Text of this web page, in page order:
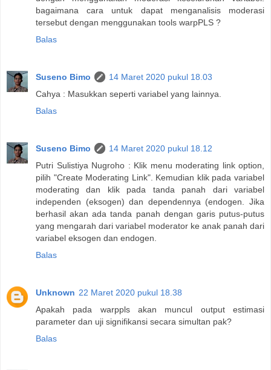
bagaimana cara untuk dapat menganalisis moderasi
tersebut dengan menggunakan tools warpPLS ?
Balas
Suseno Bimo
14 Maret 2020 pukul 18.03
Cahya : Masukkan seperti variabel yang lainnya.
Balas
Suseno Bimo
14 Maret 2020 pukul 18.12
Putri Sulistiya Nugroho : Klik menu moderating link option,
pilih "Create Moderating Link". Kemudian klik pada variabel
moderating dan klik pada tanda panah dari variabel
independen (eksogen) dan dependennya (endogen. Jika
berhasil akan ada tanda panah dengan garis putus-putus
yang mengarah dari variabel moderator ke anak panah dari
variabel eksogen dan endogen.
Balas
Unknown 22 Maret 2020 pukul 18.38
Apakah pada warppls akan muncul output estimasi
parameter dan uji signifikansi secara simultan pak?
Balas